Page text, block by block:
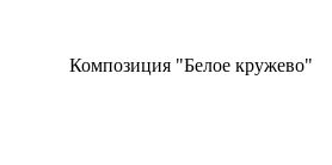
Композиция "Белое кружево"